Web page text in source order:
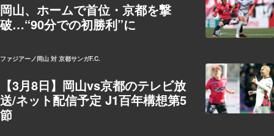
岡山、ホームで首位・京都を撃
破…“90分での初勝利”に
ファジアーノ岡山 対 京都サンガF.C.
【3月8日】岡山vs京都のテレビ放
送/ネット配信予定 J1百年構想第5
節